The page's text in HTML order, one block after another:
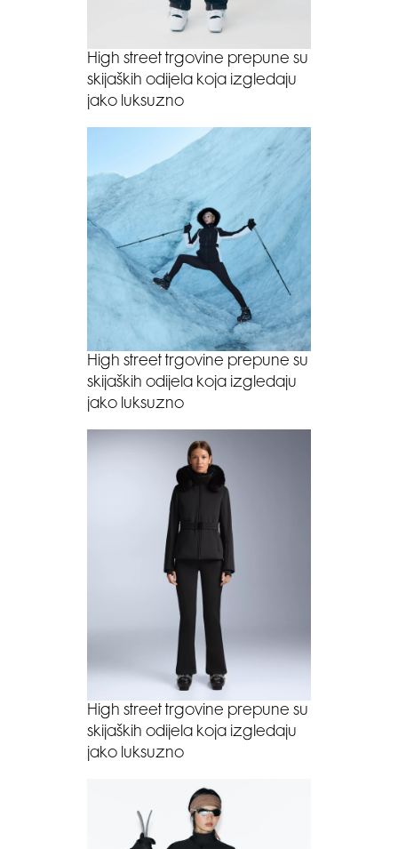
High street trgovine prepune su
skijaških odijela koja izgledaju
jako luksuzno
High street trgovine prepune su
skijaških odijela koja izgledaju
jako luksuzno
High street trgovine prepune su
skijaških odijela koja izgledaju
jako luksuzno